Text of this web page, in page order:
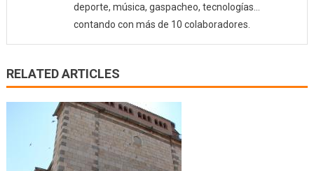
deporte, música, gaspacheo, tecnologías…
contando con más de 10 colaboradores.
RELATED ARTICLES